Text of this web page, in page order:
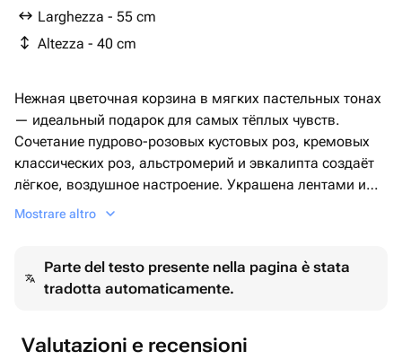
Larghezza - 55 cm
Altezza - 40 cm
Нежная цветочная корзина в мягких пастельных тонах
— идеальный подарок для самых тёплых чувств.
Сочетание пудрово-розовых кустовых роз, кремовых
классических роз, альстромерий и эвкалипта создаёт
лёгкое, воздушное настроение. Украшена лентами и
хлопком, что придаёт особое очарование и
Повод: день рождения, выписка из роддома,
благодарность, романтический сюрприз, просто так.
Mostrare altro
Parte del testo presente nella pagina è stata
tradotta automaticamente.
Valutazioni e recensioni